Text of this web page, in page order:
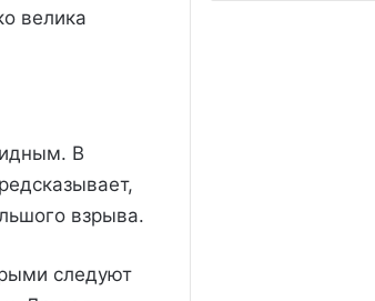
велика
В
взрыва.
следуют